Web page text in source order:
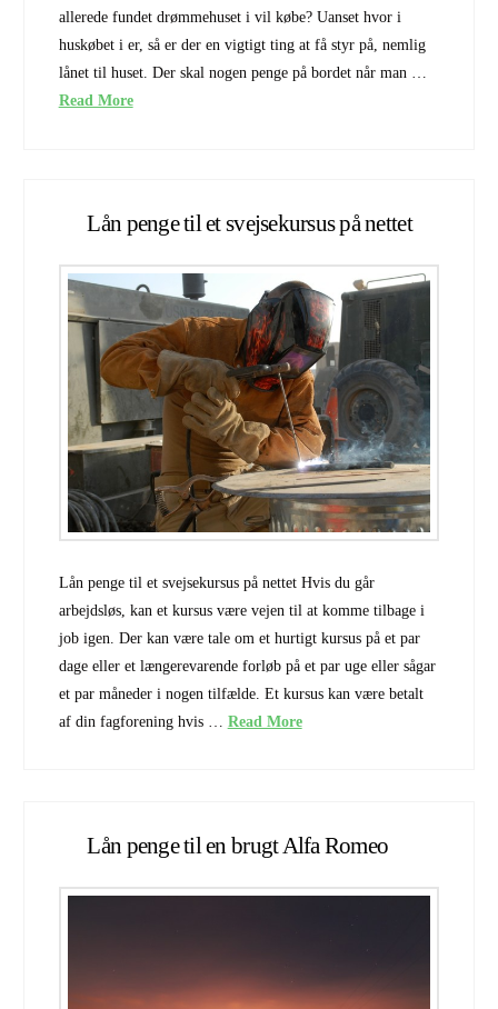
allerede fundet drømmehuset i vil købe? Uanset hvor i
huskøbet i er, så er der en vigtigt ting at få styr på, nemlig
lånet til huset. Der skal nogen penge på bordet når man …
Read More
Lån penge til et svejsekursus på nettet
Lån penge til et svejsekursus på nettet Hvis du går
arbejdsløs, kan et kursus være vejen til at komme tilbage i
job igen. Der kan være tale om et hurtigt kursus på et par
dage eller et længerevarende forløb på et par uge eller sågar
et par måneder i nogen tilfælde. Et kursus kan være betalt
af din fagforening hvis … Read More
Lån penge til en brugt Alfa Romeo